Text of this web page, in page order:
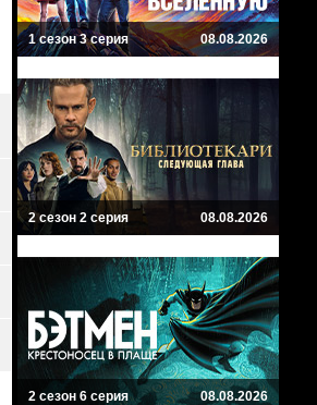
1 сезон 3 серия 08.08.2026
2 сезон 2 серия 08.08.2026
2 сезон 6 серия 08.08.2026